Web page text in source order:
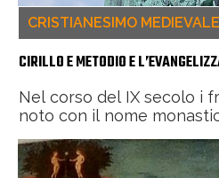
CRISTIANESIMO MEDIEVALE
CIRILLO E METODIO E
Nel corso del IX secolo i
noto con il nome